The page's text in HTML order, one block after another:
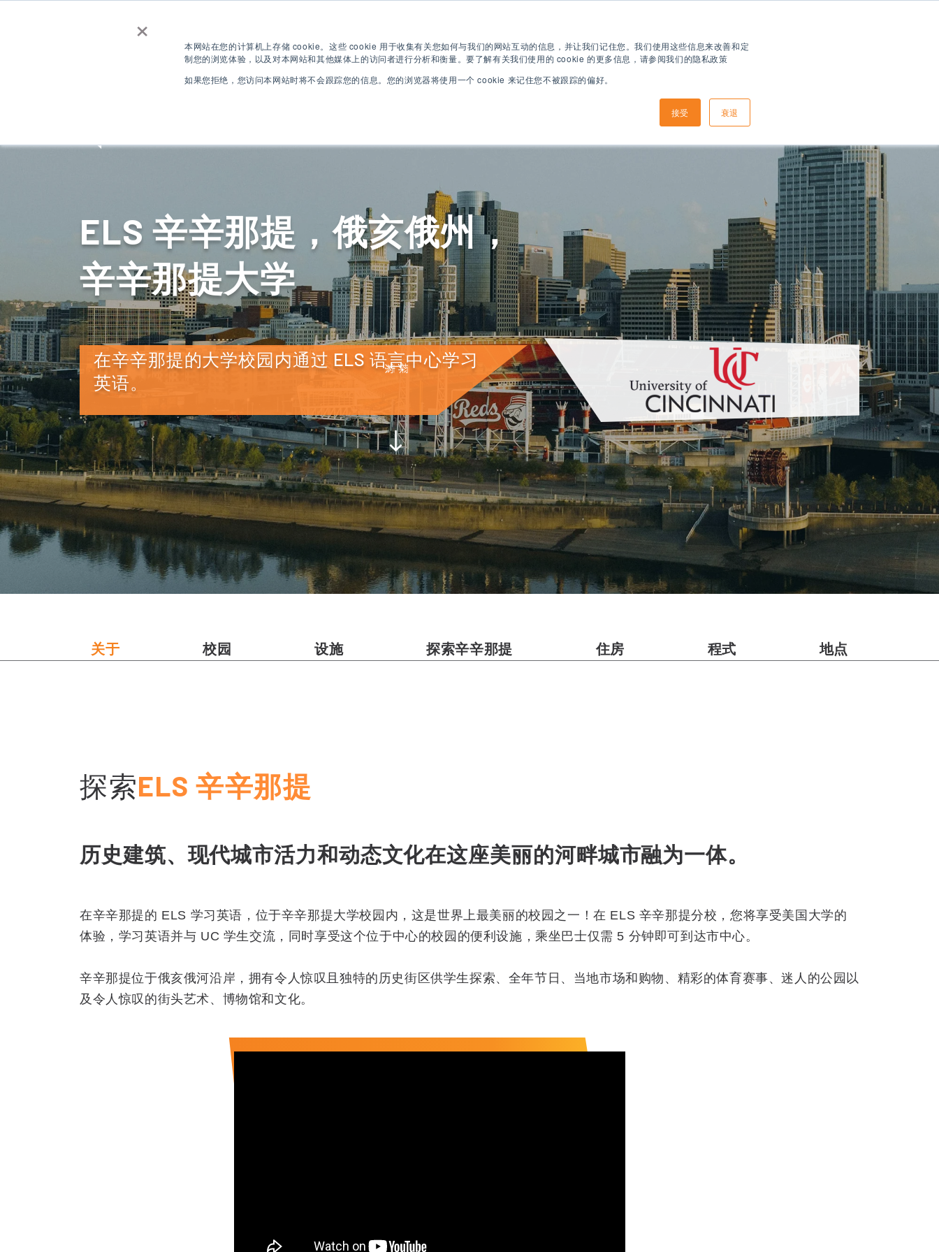
×
本网站在您的计算机上存储 cookie。这些 cookie 用于收集有关您如何与我们的网站互动的信息，并让我们记住您。我们使用这些信息来改善和定
制您的浏览体验，以及对本网站和其他媒体上的访问者进行分析和衡量。要了解有关我们使用的 cookie 的更多信息，请参阅我们的隐私政策
如果您拒绝，您访问本网站时将不会跟踪您的信息。您的浏览器将使用一个 cookie 来记住您不被跟踪的偏好。
接受 衰退
ZH
如何申请
ELS 辛辛那提，俄亥俄州，
辛辛那提大学
在辛辛那提的大学校园内通过 ELS 语言中心学习
英语。
探索
关于 校园 设施 探索辛辛那提 住房 程式 地点
探索ELS 辛辛那提
历史建筑、现代城市活力和动态文化在这座美丽的河畔城市融为一体。
在辛辛那提的 ELS 学习英语，位于辛辛那提大学校园内，这是世界上最美丽的校园之一！在 ELS 辛辛那提分校，您将享受美国大学的
体验，学习英语并与 UC 学生交流，同时享受这个位于中心的校园的便利设施，乘坐巴士仅需 5 分钟即可到达市中心。
辛辛那提位于俄亥俄河沿岸，拥有令人惊叹且独特的历史街区供学生探索、全年节日、当地市场和购物、精彩的体育赛事、迷人的公园以
及令人惊叹的街头艺术、博物馆和文化。